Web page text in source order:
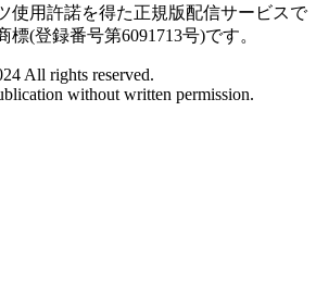
使用許諾を得た正規版配信サービスで
(登録番号第6091713号)です。
All rights reserved.
without written permission.